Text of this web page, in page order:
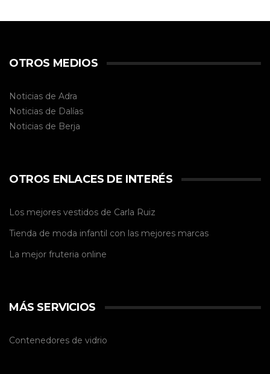
OTROS MEDIOS
Noticias de Adra
Noticias de Dalías
Noticias de Berja
OTROS ENLACES DE INTERÉS
Los mejores vestidos de Carla Ruiz
Tienda de moda infantil con las mejores marcas
La mejor fruteria online
MÁS SERVICIOS
Contenedores de vidrio